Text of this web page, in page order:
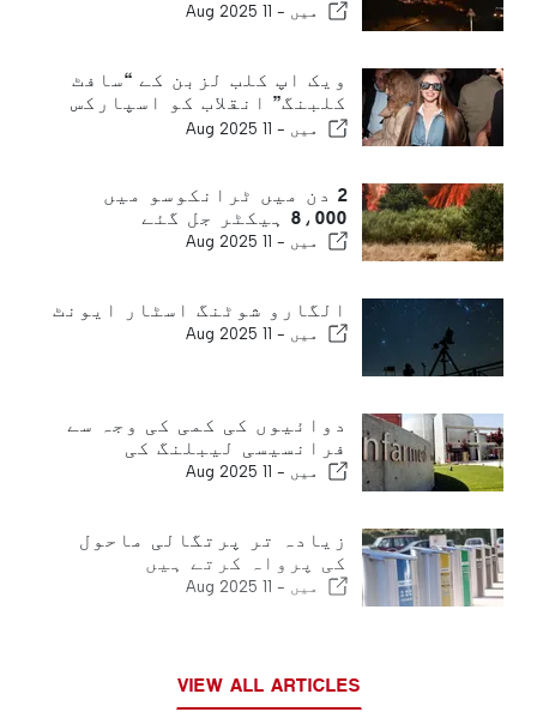
میں - 11 Aug 2025
ویک اپ کلب لزبن کے “سافٹ
کلبنگ” انقلاب کو اسپارکس
کرتا ہے
میں - 11 Aug 2025
2 دن میں ٹرانکوسو میں
8،000 ہیکٹر جل گئے
میں - 11 Aug 2025
الگارو شوٹنگ اسٹار ایونٹ
میں - 11 Aug 2025
دوائیوں کی کمی کی وجہ سے
فرانسیسی لیبلنگ کی
میں - 11 Aug 2025
زیادہ تر پرتگالی ماحول
کی پرواہ کرتے ہیں
میں - 11 Aug 2025
VIEW ALL ARTICLES